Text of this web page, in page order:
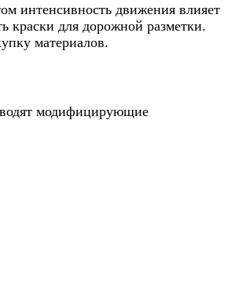
интенсивность движения влияет
краски для дорожной разметки.
материалов.
модифицирующие